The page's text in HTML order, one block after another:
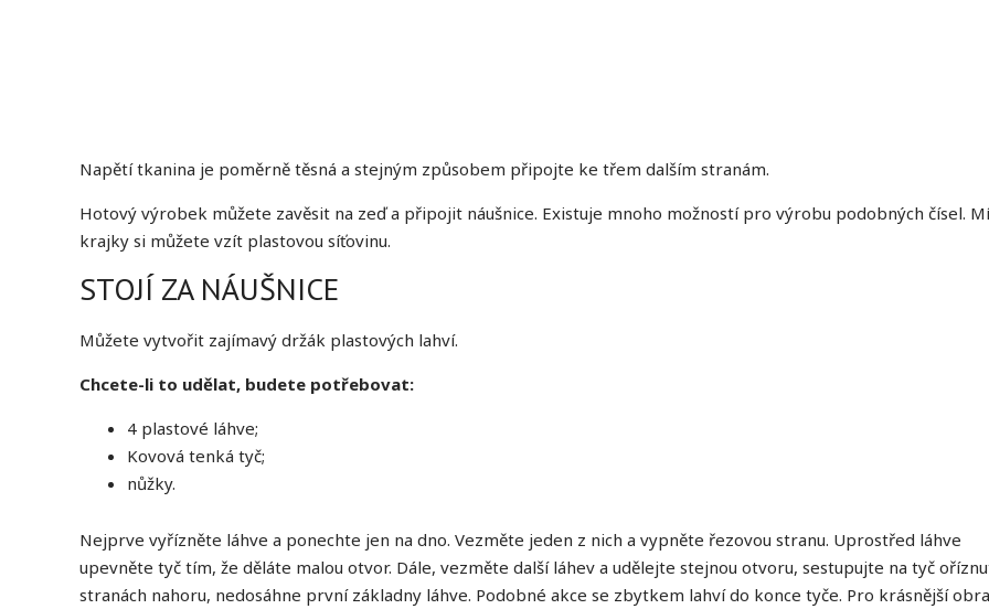
Napětí tkanina je poměrně těsná a stejným způsobem připojte ke třem dalším stranám.
Hotový výrobek můžete zavěsit na zeď a připojit náušnice. Existuje mnoho možností pro výrobu podobných čísel.
krajky si můžete vzít plastovou síťovinu.
STOJÍ ZA NÁUŠNICE
Můžete vytvořit zajímavý držák plastových lahví.
Chcete-li to udělat, budete potřebovat:
4 plastové láhve;
Kovová tenká tyč;
nůžky.
Nejprve vyřízněte láhve a ponechte jen na dno. Vezměte jeden z nich a vypněte řezovou stranu. Uprostřed láhve
upevněte tyč tím, že děláte malou otvor. Dále, vezměte další láhev a udělejte stejnou otvoru, sestupujte na tyč
stranách nahoru, nedosáhne první základny láhve. Podobné akce se zbytkem lahví do konce tyče. Pro krásnější